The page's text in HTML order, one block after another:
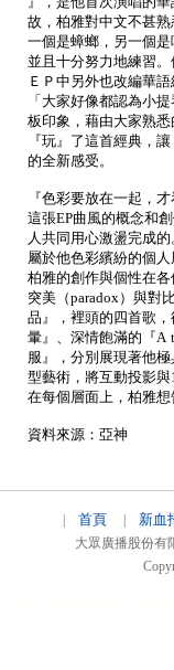
故，柏雅對中文不甚
一個是蟑螂，另一個
並且十分努力地練習
ＥＰ中另外也改編華
「大家好像都認為小
板印象，藉由大家熟
『玩』了這首經典，
的全新感受。
『色彩要放在一起，
這張EP曲風的概念和
人共同用心激盪完成
屬於他色彩繽紛的個
柏雅的創作與個性在
突美（paradox）與對
品』，裡頭的四首歌
暈』、深情飽滿的『A
服』，分別展現著他
型藝術，將互動投影
在每個層面上，柏雅
資料來源：亞神
首頁 新血
大眾廣播股份有